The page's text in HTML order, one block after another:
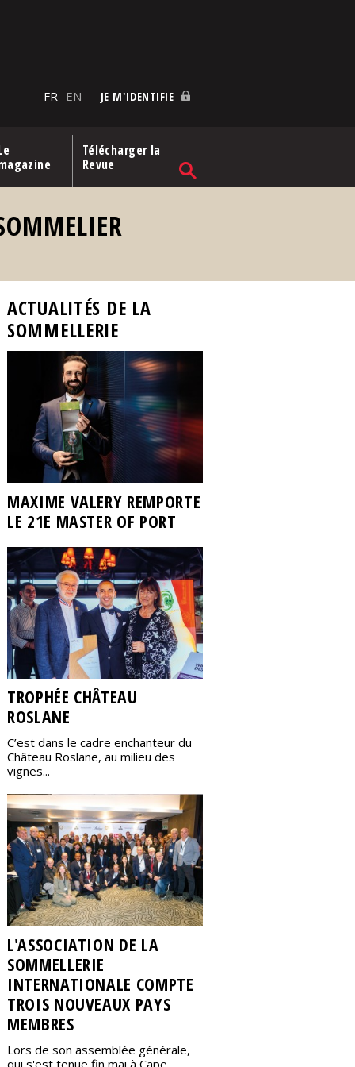
FR EN JE M'IDENTIFIE
Télécharger la
Revue
ACTUALITÉS DE LA
SOMMELLERIE
MAXIME VALERY REMPORTE
LE 21E MASTER OF PORT
TROPHÉE CHÂTEAU
ROSLANE
C’est dans le cadre enchanteur du
Château Roslane, au milieu des
vignes...
L'ASSOCIATION DE LA
SOMMELLERIE
INTERNATIONALE COMPTE
TROIS NOUVEAUX PAYS
MEMBRES
Lors de son assemblée générale,
qui s'est tenue fin mai à Cape